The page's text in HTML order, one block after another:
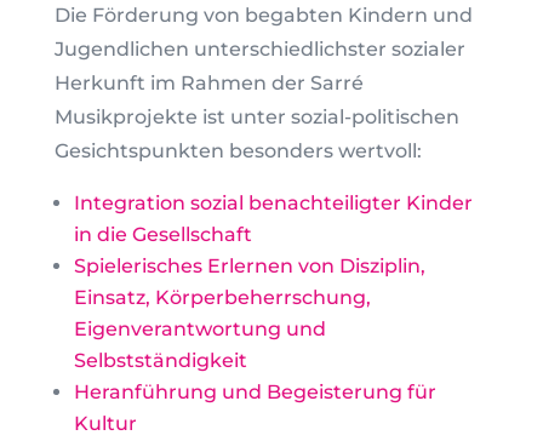
Die Förderung von begabten Kindern und
Jugendlichen unterschiedlichster sozialer
Herkunft im Rahmen der Sarré
Musikprojekte ist unter sozial-politischen
Gesichtspunkten besonders wertvoll:
Integration sozial benachteiligter Kinder
in die Gesellschaft
Spielerisches Erlernen von Disziplin,
Einsatz, Körperbeherrschung,
Eigenverantwortung und
Selbstständigkeit
Heranführung und Begeisterung für
Kultur